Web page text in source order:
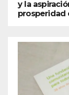
y la
prosperidad